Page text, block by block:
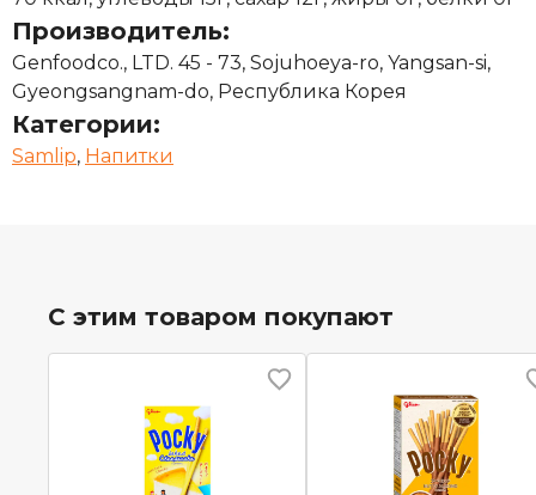
Производитель:
Genfoodco., LTD. 45 - 73, Sojuhoeya-ro, Yangsan-si,
Gyeongsangnam-do, Республика Корея
Категории:
Samlip, Напитки
С этим товаром покупают